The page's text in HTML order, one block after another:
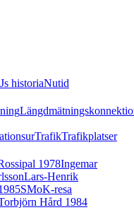
historiaNutid
TrafikTrafikplatser
1978Ingemar
Lars-Henrik
SMoK-resa
Hård 1984